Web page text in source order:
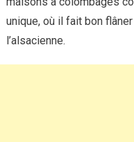
unique, où il fait bon
l’alsacienne.